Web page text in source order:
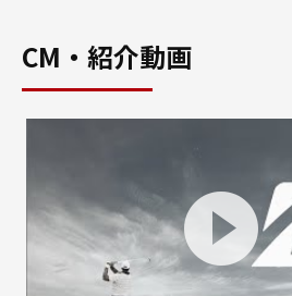
CM・紹介動画